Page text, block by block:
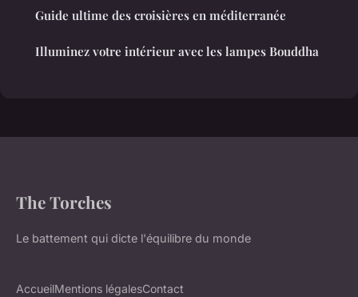
Guide ultime des croisières en méditerranée
Illuminez votre intérieur avec les lampes Bouddha
The Torches
Le battement qui dicte l'équilibre du monde
AccueilMentions légalesContact